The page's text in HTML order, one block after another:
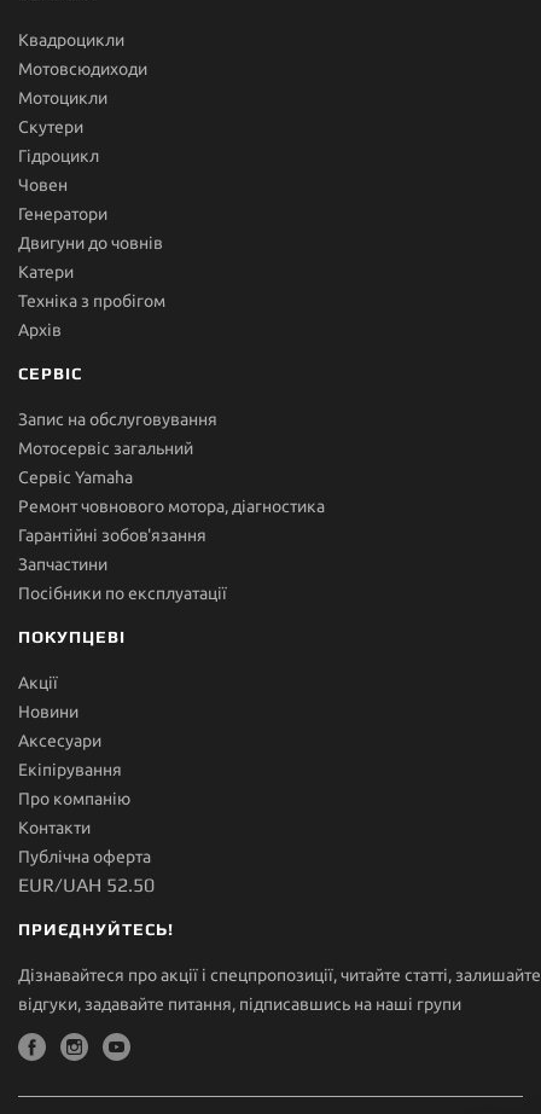
Квадроцикли
Мотовсюдиходи
Мотоцикли
Скутери
Гідроцикл
Човен
Генератори
Двигуни до човнів
Катери
Техніка з пробігом
Архів
СЕРВІС
Запис на обслуговування
Мотосервіс загальний
Сервіс Yamaha
Ремонт човнового мотора, діагностика
Гарантійні зобов'язання
Запчастини
Посібники по експлуатації
ПОКУПЦЕВІ
Акції
Новини
Аксесуари
Екіпірування
Про компанію
Контакти
Публічна оферта
EUR/UAH 52.50
ПРИЄДНУЙТЕСЬ!
Дізнавайтеся про акції і спецпропозиції, читайте статті, залишайте
відгуки, задавайте питання, підписавшись на наші групи